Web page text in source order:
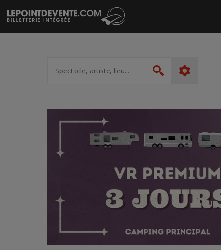
Passer
au
contenu
artiste,
lieu...
Rechercher